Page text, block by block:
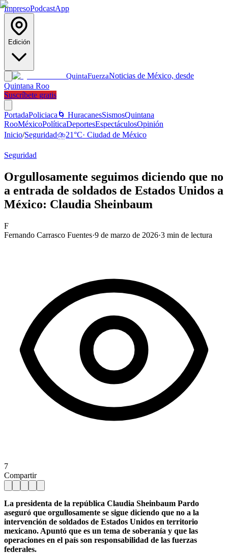
ImpresoPodcastApp
Edición
QuintaFuerzaNoticias de México, desde
Quintana Roo
Suscríbete gratis
PortadaPoliciaca 🌀 HuracanesSismosQuintana
RooMéxicoPolíticaDeportesEspectáculosOpinión
Inicio/Seguridad⛈️21°C· Ciudad de México
Seguridad
Orgullosamente seguimos diciendo que no
a entrada de soldados de Estados Unidos a
México: Claudia Sheinbaum
F
Fernando Carrasco Fuentes·9 de marzo de 2026·3 min de lectura
7
Compartir
La presidenta de la república Claudia Sheinbaum Pardo
aseguró que orgullosamente se sigue diciendo que no a la
intervención de soldados de Estados Unidos en territorio
mexicano. Apuntó que es un tema de soberanía y que las
operaciones en el país son responsabilidad de las fuerzas
federales.